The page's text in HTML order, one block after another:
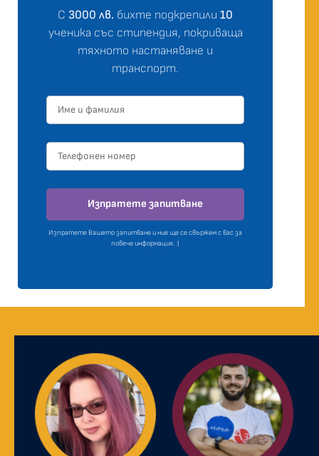
С 3000 лв. бихте подкрепили 10
ученика със стипендия, покриваща
тяхното настаняване и
транспорт.
Изпратете запитване
Изпратете Вашето запитване и ние ще се свържем с вас за
повече информация. :)